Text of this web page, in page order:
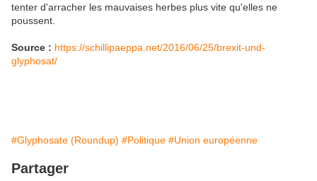
tenter d'arracher les mauvaises herbes plus vite qu'elles ne
poussent.
Source : https://schillipaeppa.net/2016/06/25/brexit-und-
glyphosat/
#Glyphosate (Roundup) #Politique #Union européenne
Partager